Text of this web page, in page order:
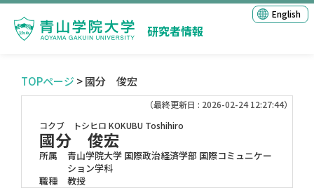
研究者情報
English
TOPページ > 國分 俊宏
（最終更新日 : 2026-02-24 12:27:44）
コクブ トシヒロ KOKUBU Toshihiro
國分 俊宏
所属
青山学院大学 国際政治経済学部 国際コミュニケー
ション学科
職種
教授